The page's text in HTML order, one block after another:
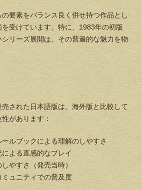
要素をバランス良く併せ持つ作品とし
受けています。特に、1983年の初版
リーズ展開は、その普遍的な魅力を物
された日本語版は、海外版と比較して
があります：
ルブックによる理解のしやすさ
よる直感的なプレイ
やすさ（発売当時）
ュニティでの普及度